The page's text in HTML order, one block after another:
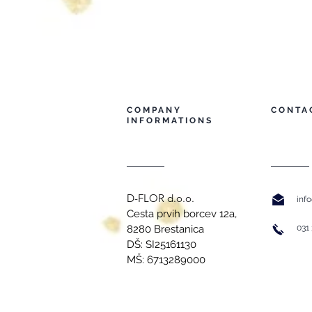
COMPANY
INFORMATIONS
D-FLOR d.o.o.
Cesta prvih borcev 12a,
8280 Brestanica
DŠ: SI25161130
MŠ: 6713289000
031